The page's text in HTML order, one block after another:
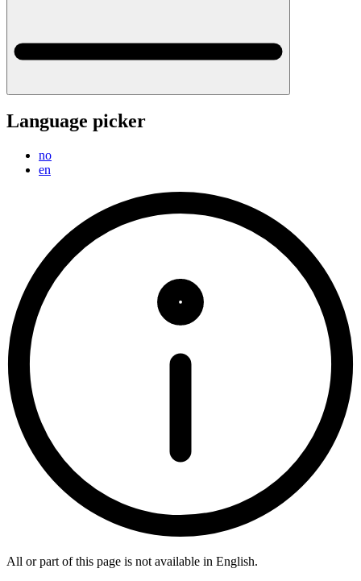
Language picker
no
en
All or part of this page is not available in English.